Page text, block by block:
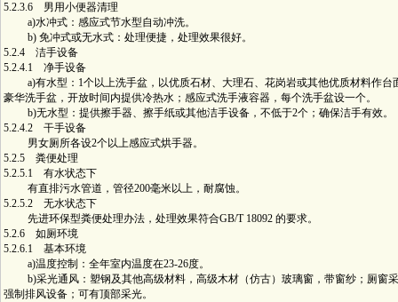
5.2.3.6 男用小便器清理
a)水冲式：感应式节水型自动冲洗。
b) 免冲式或无水式：处理便捷，处理效果很好。
5.2.4 洁手设备
5.2.4.1 净手设备
a)有水型：1个以上洗手盆，以优质石材、大理石、花岗岩或其他优质材料作台
豪华洗手盆，开放时间内提供冷热水；感应式洗手液容器，每个洗手盆设一个。
b)无水型：提供擦手器、擦手纸或其他洁手设备，不低于2个；确保洁手有效。
5.2.4.2 干手设备
男女厕所各设2个以上感应式烘手器。
5.2.5 粪便处理
5.2.5.1 有水状态下
有直排污水管道，管径200毫米以上，耐腐蚀。
5.2.5.2 无水状态下
先进环保型粪便处理办法，处理效果符合GB/T 18092 的要求。
5.2.6 如厕环境
5.2.6.1 基本环境
a)温度控制：全年室内温度在23-26度。
b)采光通风：塑钢及其他高级材料，高级木材（仿古）玻璃窗，带窗纱；厕窗
强制排风设备；可有顶部采光。